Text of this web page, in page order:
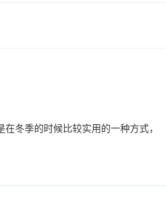
冬季的时候比较实用的一种方式，